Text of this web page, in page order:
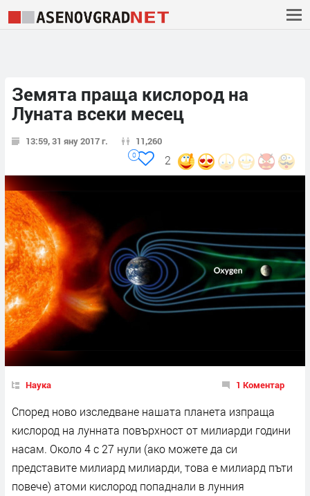
Земята праща кислород на
Луната всеки месец
13:59, 31 яну 2017 г. 11,260
2
0
Наука 1 Коментар
Според ново изследване нашата планета изпраща
кислород на лунната повърхност от милиарди години
насам. Около 4 с 27 нули (ако можете да си
представите милиард милиарди, това е милиард пъти
повече) атоми кислород попаднали в лунния